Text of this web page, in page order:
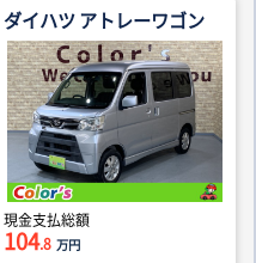
ダイハツ アトレーワゴン
現金支払総額
104.8 万円